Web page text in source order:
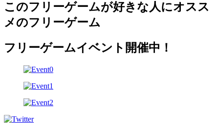
このフリーゲームが好きな人にオスス
メのフリーゲーム
フリーゲームイベント開催中！